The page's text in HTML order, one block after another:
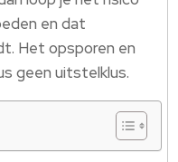
en dat
Het opsporen en
geen uitstelklus.